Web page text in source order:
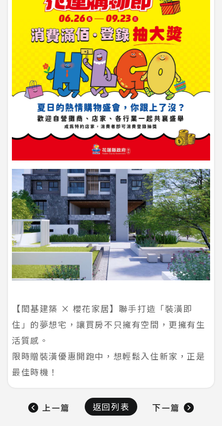
【閎基建築 × 櫻花家居】聯手打造「裝潢即
住」的夢想宅，讓買房不只擁有空間，更擁有生
活質感。
限時贈裝潢優惠開跑中，想輕鬆入住新家，正是
最佳時機！
上一篇 返回列表 下一篇